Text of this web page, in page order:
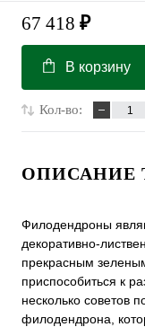
67 418 ₽
В корзину
Кол-во:
ОПИСАНИЕ
Филодендроны
декоративно-
прекрасным
приспособиться к
несколько советов
филодендрона,